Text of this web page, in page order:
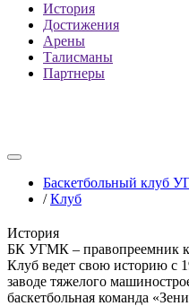
История
Достижения
Арены
Талисманы
Партнеры
Баскетбольный клуб
/ Клуб
История
БК УГМК – правопреемник
Клуб ведет свою историю с
заводе тяжелого
баскетбольная команда